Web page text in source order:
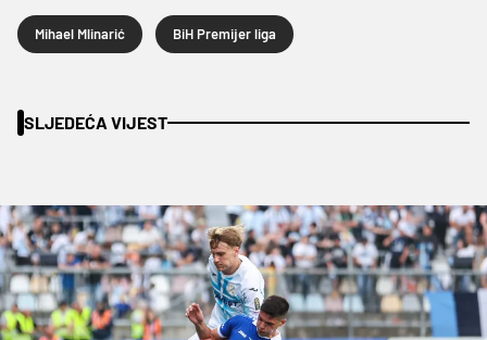
Mihael Mlinarić BiH Premijer liga
SLJEDEĆA VIJEST